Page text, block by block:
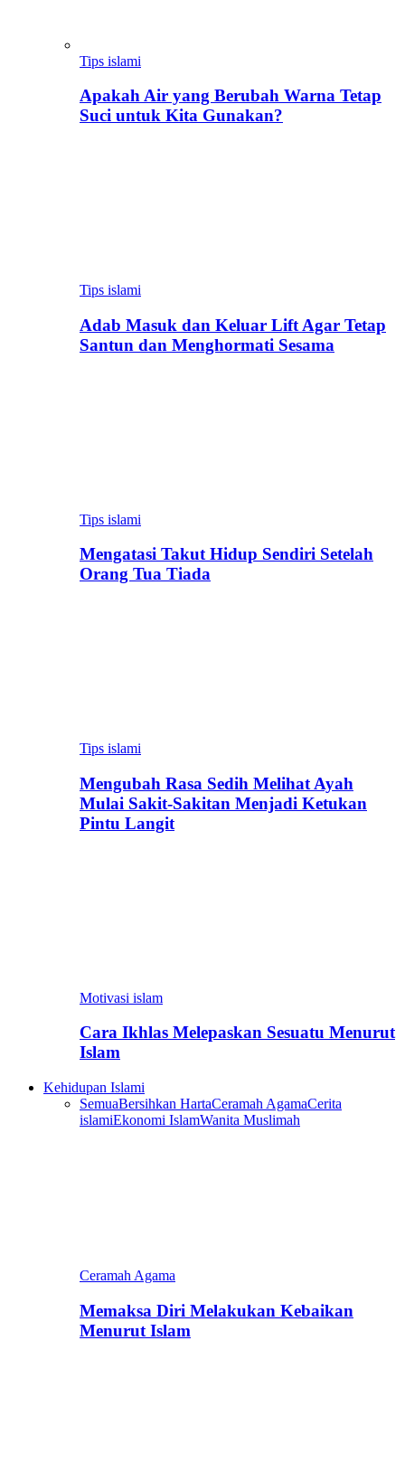
Tips islami
Apakah Air yang Berubah Warna Tetap
Suci untuk Kita Gunakan?
Tips islami
Adab Masuk dan Keluar Lift Agar Tetap
Santun dan Menghormati Sesama
Tips islami
Mengatasi Takut Hidup Sendiri Setelah
Orang Tua Tiada
Tips islami
Mengubah Rasa Sedih Melihat Ayah
Mulai Sakit-Sakitan Menjadi Ketukan
Pintu Langit
Motivasi islam
Cara Ikhlas Melepaskan Sesuatu Menurut
Islam
Kehidupan Islami
SemuaBersihkan HartaCeramah AgamaCerita
islamiEkonomi IslamWanita Muslimah
Ceramah Agama
Memaksa Diri Melakukan Kebaikan
Menurut Islam